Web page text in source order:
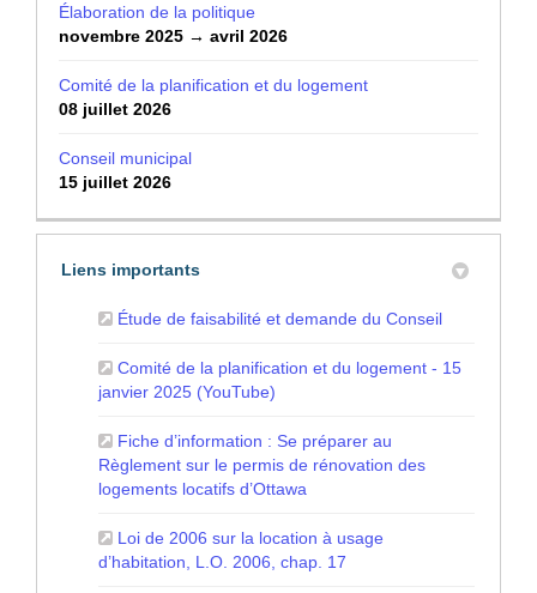
Élaboration de la politique
novembre 2025 → avril 2026
Comité de la planification et du logement
08 juillet 2026
Conseil municipal
15 juillet 2026
Liens importants
Étude de faisabilité et demande du Conseil(Liens
Comité de la planification et du logement - 15
janvier 2025 (YouTube)
Fiche d’information : Se préparer au
Règlement sur le permis de rénovation des
logements locatifs d’Ottawa
Loi de 2006 sur la location à usage
d’habitation, L.O. 2006, chap. 17